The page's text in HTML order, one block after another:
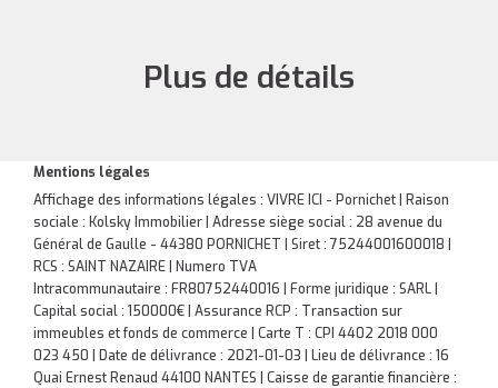
Plus de détails
Mentions légales
Affichage des informations légales : VIVRE ICI - Pornichet | Raison
sociale : Kolsky Immobilier | Adresse siège social : 28 avenue du
Général de Gaulle - 44380 PORNICHET | Siret : 75244001600018 |
RCS : SAINT NAZAIRE | Numero TVA
Intracommunautaire : FR80752440016 | Forme juridique : SARL |
Capital social : 150000€ | Assurance RCP : Transaction sur
immeubles et fonds de commerce | Carte T : CPI 4402 2018 000
023 450 | Date de délivrance : 2021-01-03 | Lieu de délivrance : 16
Quai Ernest Renaud 44100 NANTES | Caisse de garantie financière :